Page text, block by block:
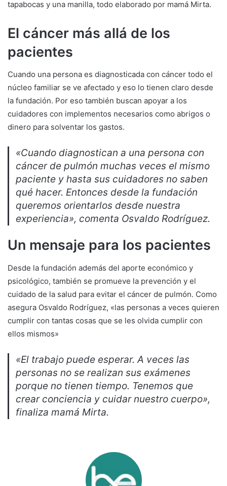
tapabocas y una manilla, todo elaborado por mamá Mirta.
El cáncer más allá de los
pacientes
Cuando una persona es diagnosticada con cáncer todo el
núcleo familiar se ve afectado y eso lo tienen claro desde
la fundación. Por eso también buscan apoyar a los
cuidadores con implementos necesarios como abrigos o
dinero para solventar los gastos.
«Cuando diagnostican a una persona con
cáncer de pulmón muchas veces el mismo
paciente y hasta sus cuidadores no saben
qué hacer. Entonces desde la fundación
queremos orientarlos desde nuestra
experiencia», comenta Osvaldo Rodríguez.
Un mensaje para los pacientes
Desde la fundación además del aporte económico y
psicológico, también se promueve la prevención y el
cuidado de la salud para evitar el cáncer de pulmón. Como
asegura Osvaldo Rodríguez, «las personas a veces quieren
cumplir con tantas cosas que se les olvida cumplir con
ellos mismos»
«El trabajo puede esperar. A veces las
personas no se realizan sus exámenes
porque no tienen tiempo. Tenemos que
crear conciencia y cuidar nuestro cuerpo»,
finaliza mamá Mirta.